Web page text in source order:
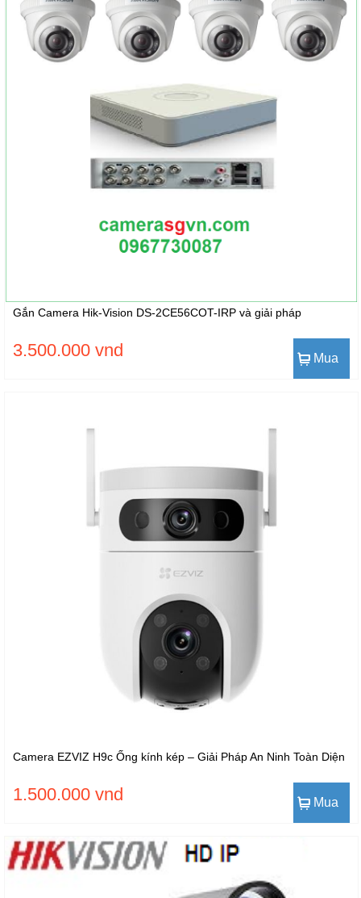
Gắn Camera Hik-Vision DS-2CE56COT-IRP và giải pháp
3.500.000 vnd Mua
Camera EZVIZ H9c Ống kính kép – Giải Pháp An Ninh Toàn Diện
1.500.000 vnd Mua